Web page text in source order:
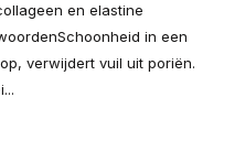
en elastine
in een
verwijdert vuil uit poriën.